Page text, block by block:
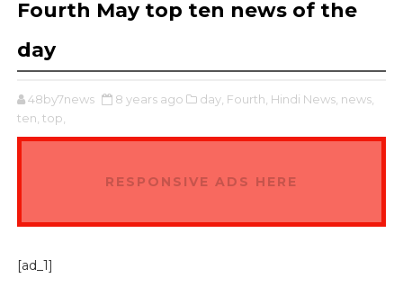
Fourth May top ten news of the
day
48by7news 8 years ago day, Fourth, Hindi News, news,
ten, top,
RESPONSIVE ADS HERE
[ad_1]